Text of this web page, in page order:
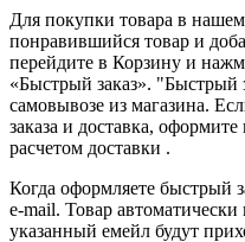
Для покупки товара в
понравившийся товар и
перейдите в Корзину и
«Быстрый заказ». "Быстрый
самовывозе из магазина.
заказа и доставка,
расчетом доставки .
Когда оформляете быстрый
e-mail. Товар
указанный емейл будут